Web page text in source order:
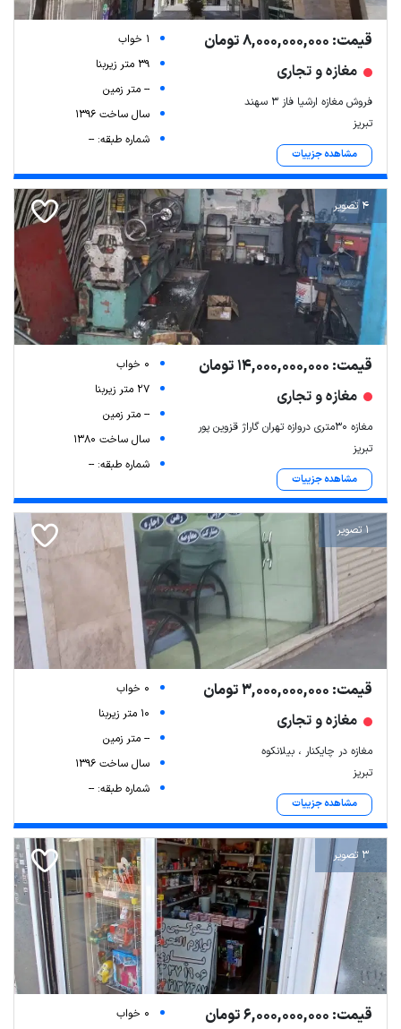
قیمت: 8,000,000,000 تومان
مغازه و تجاری
فروش مغازه ارشیا فاز ۳ سهند
تبریز
مشاهده جزییات
1 خواب
39 متر زیربنا
-- متر زمین
سال ساخت 1396
شماره طبقه: --
4 تصویر
قیمت: 14,000,000,000 تومان
مغازه و تجاری
مغازه ۳۰متری دروازه تهران گاراژ قزوین پور
تبریز
مشاهده جزییات
0 خواب
27 متر زیربنا
-- متر زمین
سال ساخت 1380
شماره طبقه: --
1 تصویر
قیمت: 3,000,000,000 تومان
مغازه و تجاری
مغازه در چایکنار ، بیلانکوه
تبریز
مشاهده جزییات
0 خواب
10 متر زیربنا
-- متر زمین
سال ساخت 1396
شماره طبقه: --
3 تصویر
قیمت: 6,000,000,000 تومان
0 خواب